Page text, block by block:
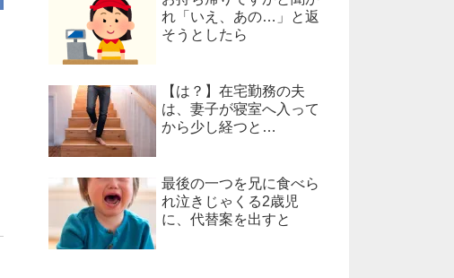
れ「いえ、あの…」と返
そうとしたら
【は？】在宅勤務の夫
は、妻子が寝室へ入って
から少し経つと…
最後の一つを兄に食べら
れ泣きじゃくる2歳児
に、代替案を出すと